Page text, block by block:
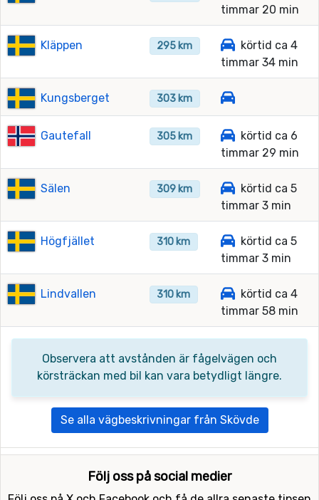
timmar 20 min
Kläppen 295 km
körtid ca 4
timmar 34 min
Kungsberget 303 km
Gautefall 305 km
körtid ca 6
timmar 29 min
Sälen 309 km
körtid ca 5
timmar 3 min
Högfjället 310 km
körtid ca 5
timmar 3 min
Lindvallen 310 km
körtid ca 4
timmar 58 min
Observera att avstånden är fågelvägen och
körsträckan med bil kan vara betydligt längre.
Se alla vägbeskrivningar från Skövde
Följ oss på social medier